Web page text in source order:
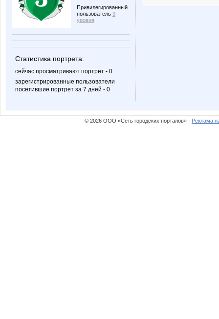
Привилегированный
пользователь 3
уровня
Статистика портрета:
сейчас просматривают портрет - 0
зарегистрированные пользователи
посетившие портрет за 7 дней - 0
© 2026 ООО «Сеть городских порталов» · Реклама